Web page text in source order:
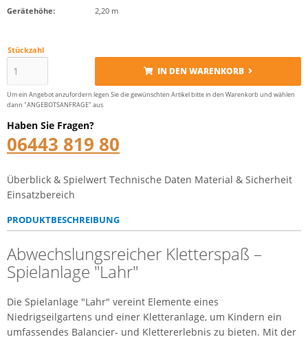
Gerätehöhe: 2,20 m
Stückzahl
IN DEN WARENKORB
Um ein Angebot anzufordern legen Sie die gewünschten Artikel bitte in den Warenkorb und wählen
dann "ANGEBOTSANFRAGE" aus
Haben Sie Fragen?
06443 819 80
Überblick & Spielwert Technische Daten Material & Sicherheit
Einsatzbereich
PRODUKTBESCHREIBUNG
Abwechslungsreicher Kletterspaß –
Spielanlage "Lahr"
Die Spielanlage "Lahr" vereint Elemente eines
Niedrigseilgartens und einer Kletteranlage, um Kindern ein
umfassendes Balancier- und Klettererlebnis zu bieten. Mit der